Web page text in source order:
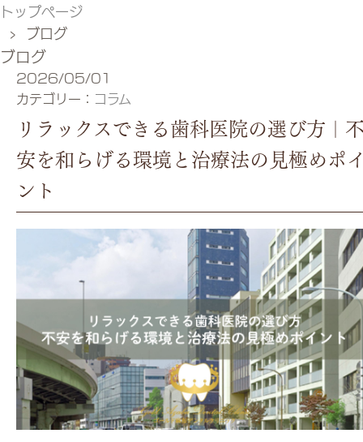
トップページ
› ブログ
ブログ
2026/05/01
カテゴリー： コラム
リラックスできる歯科医院の選び方｜
安を和らげる環境と治療法の見極めポ
ント